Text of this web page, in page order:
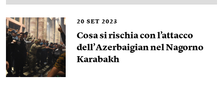
20 SET 2023
Cosa si rischia con l’attacco
dell’Azerbaigian nel Nagorno
Karabakh